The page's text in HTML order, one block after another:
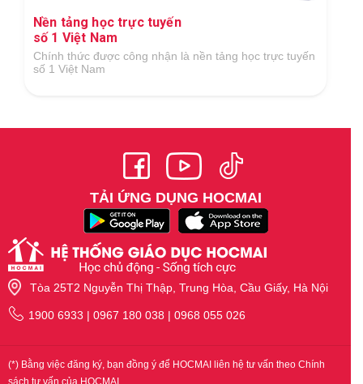
Nền tảng học trực tuyến
số 1 Việt Nam
Chính thức được công nhận là nền tảng học trực tuyến
số 1 Việt Nam
TẢI ỨNG DỤNG HOCMAI
Tòa 25T2 Nguyễn Thị Thập, Trung Hòa, Cầu Giấy, Hà Nội
1900 6933 | 0967 180 038 | 0968 055 026
(*) Bằng việc đăng ký, bạn đồng ý để HOCMAI liên hệ tư vấn theo Chính